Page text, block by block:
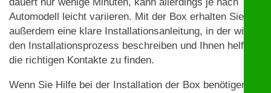
Automodell leicht variieren. Mit der Box erhalten Sie
außerdem eine klare Installationsanleitung, in der wir
den Installationsprozess beschreiben und Ihnen helfen,
die richtigen Kontakte zu finden.
Wenn Sie Hilfe bei der Installation der Box benötigen,